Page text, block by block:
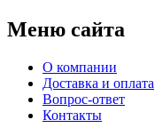
Меню сайта
О компании
Доставка и оплата
Вопрос-ответ
Контакты